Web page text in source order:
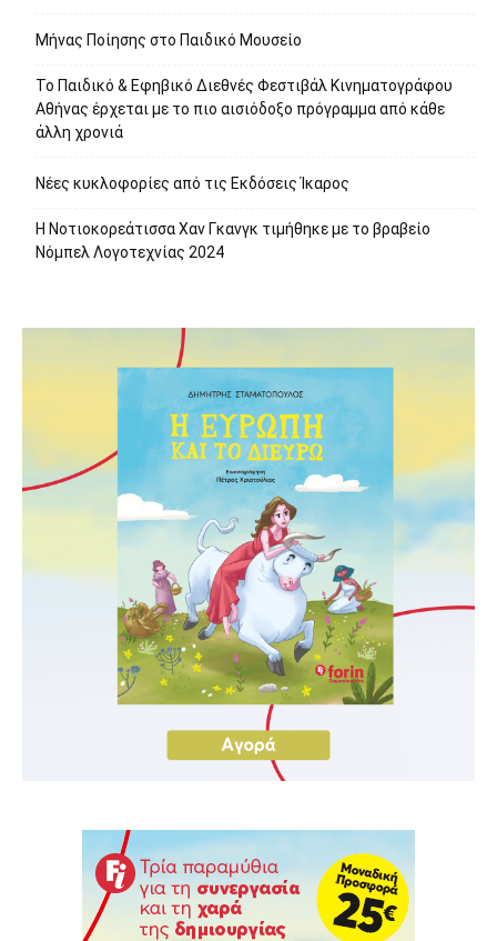
Μήνας Ποίησης στο Παιδικό Μουσείο
Το Παιδικό & Εφηβικό Διεθνές Φεστιβάλ Κινηματογράφου
Αθήνας έρχεται με το πιο αισιόδοξο πρόγραμμα από κάθε
άλλη χρονιά
Νέες κυκλοφορίες από τις Εκδόσεις Ίκαρος
Η Νοτιοκορεάτισσα Χαν Γκανγκ τιμήθηκε με το βραβείο
Νόμπελ Λογοτεχνίας 2024